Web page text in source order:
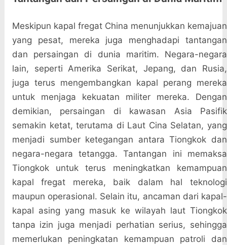
Meskipun kapal fregat China menunjukkan kemajuan
yang pesat, mereka juga menghadapi tantangan
dan persaingan di dunia maritim. Negara-negara
lain, seperti Amerika Serikat, Jepang, dan Rusia,
juga terus mengembangkan kapal perang mereka
untuk menjaga kekuatan militer mereka. Dengan
demikian, persaingan di kawasan Asia Pasifik
semakin ketat, terutama di Laut Cina Selatan, yang
menjadi sumber ketegangan antara Tiongkok dan
negara-negara tetangga. Tantangan ini memaksa
Tiongkok untuk terus meningkatkan kemampuan
kapal fregat mereka, baik dalam hal teknologi
maupun operasional. Selain itu, ancaman dari kapal-
kapal asing yang masuk ke wilayah laut Tiongkok
tanpa izin juga menjadi perhatian serius, sehingga
memerlukan peningkatan kemampuan patroli dan